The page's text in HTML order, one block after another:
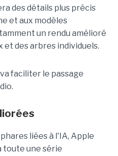
des détails plus précis
et aux modèles
un rendu amélioré
des arbres individuels.
faciliter le passage
liées à l'IA, Apple
toute une série